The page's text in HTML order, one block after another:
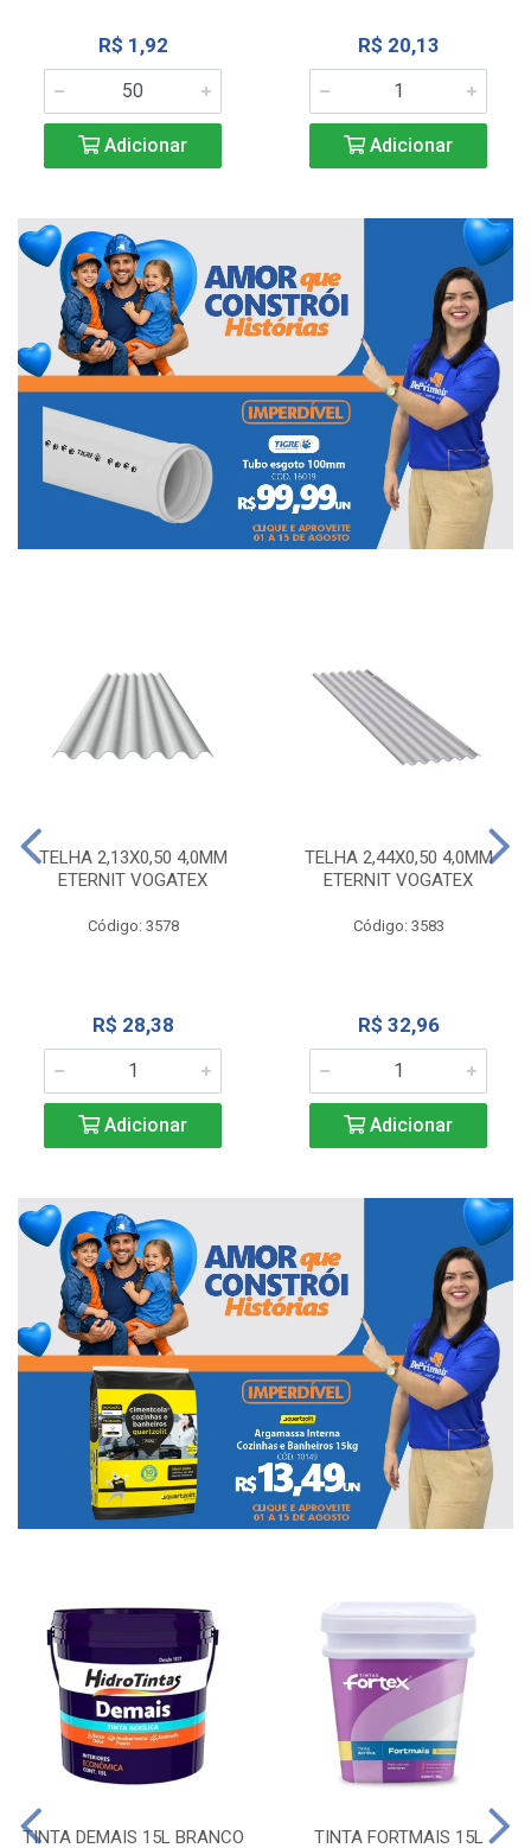
R$ 1,92
Adicionar
R$ 20,13
Adicionar
TELHA 2,13X0,50 4,0MM
ETERNIT VOGATEX
Código: 3578
R$ 28,38
Adicionar
TELHA 2,44X0,50 4,0MM
ETERNIT VOGATEX
Código: 3583
R$ 32,96
Adicionar
TINTA DEMAIS 15L BRANCO TINTA FORTMAIS 15L